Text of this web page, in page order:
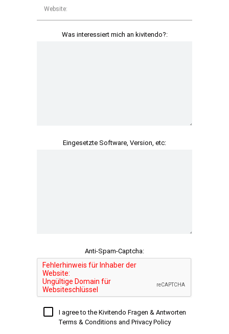
Website:
Was interessiert mich an kivitendo?:
Eingesetzte Software, Version, etc:
Anti-Spam-Captcha:
I agree to the Kivitendo Fragen & Antworten
Terms & Conditions and Privacy Policy